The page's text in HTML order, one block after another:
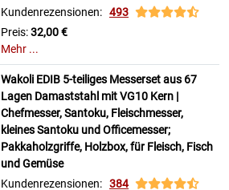
Kundenrezensionen: 493
Preis:32,00 €
Mehr ...
Wakoli EDIB 5-teiliges Messerset aus 67
Lagen Damaststahl mit VG10 Kern |
Chefmesser, Santoku, Fleischmesser,
kleines Santoku und Officemesser;
Pakkaholzgriffe, Holzbox, für Fleisch, Fisch
und Gemüse
Kundenrezensionen: 384